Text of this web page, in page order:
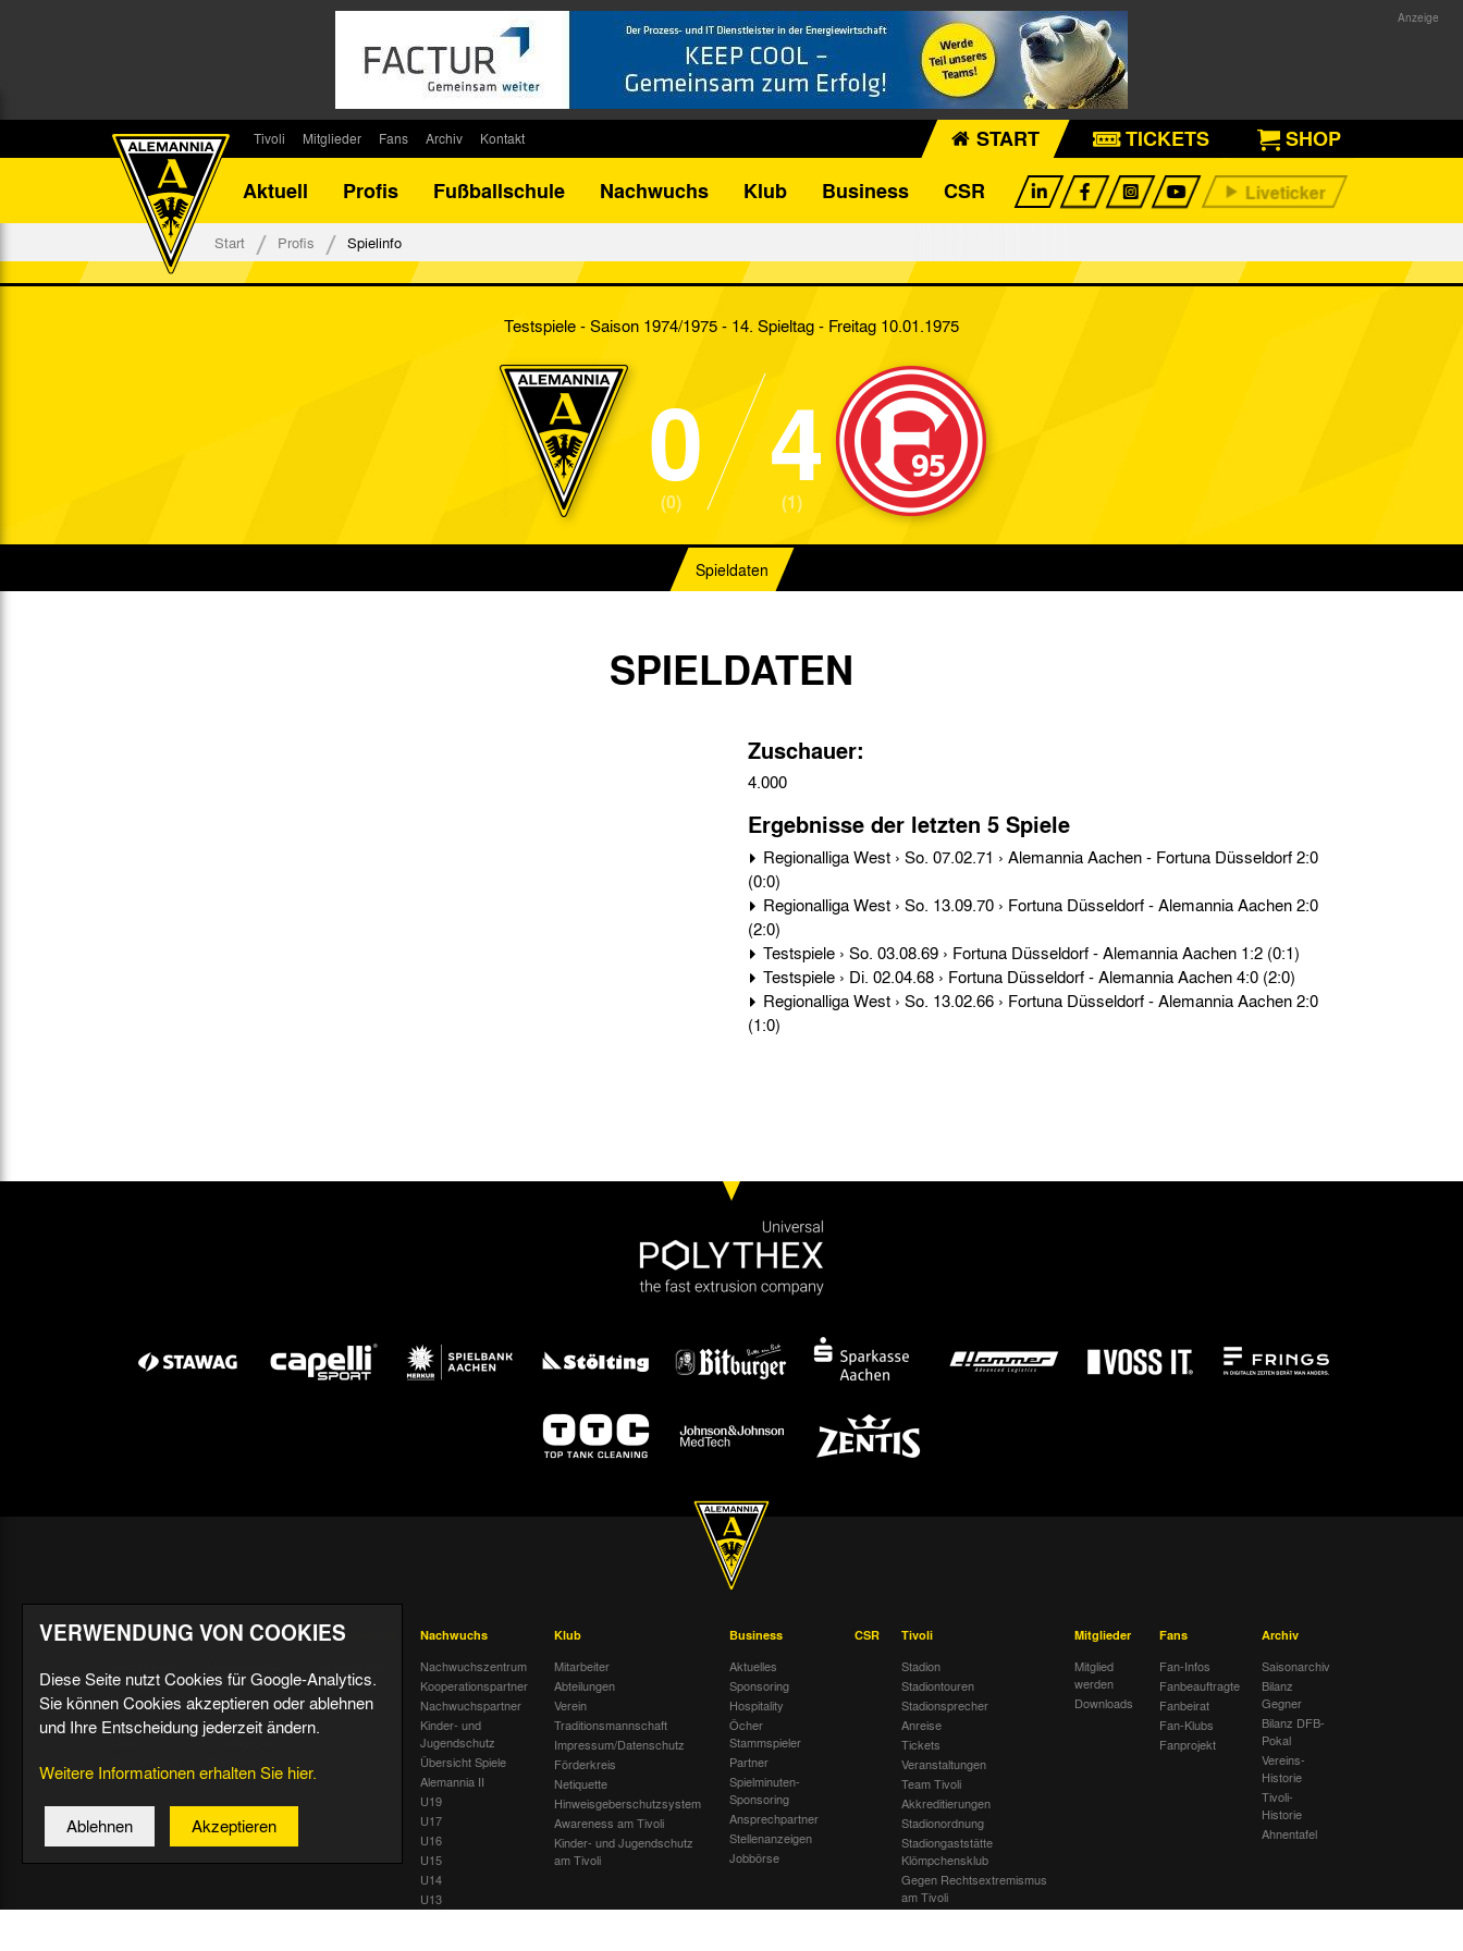
Tivoli
Stadionsprecher
Mitglieder
Kontakt
Fans
Fanbeirat
Fan-Klubs
Archiv
Kontakt START TICKETS
SHOP
Aktuell
Profis Fußballschule Nachwuchs Klub Business CSR
Start Profis Spielinfo
Testspiele - Saison 1974/1975 - 14. Spieltag- Freitag 10.01.1975
0
(0) 4
(1)
Spieldaten
SPIELDATEN
Zuschauer:
4.000
Ergebnisse der letzten 5 Spiele
(0:0)
(2:0)
Testspiele › So. 03.08.69 › Fortuna Düsseldorf - Alemannia Aachen 1:2 (0:1)
Testspiele › Di. 02.04.68 › Fortuna Düsseldorf - Alemannia Aachen 4:0 (2:0)
(1:0)
Aktuell
Termine
Tivoli Echo
Dauerkarten-
Profis
Trainer
Spiele & Tabelle
Statistik
Fußballschule
Über uns &
Kontakt
Nachwuchs
Nachwuchszentrum
Kooperationspartner
Nachwuchspartner
Kinder- und
Jugendschutz
Übersicht Spiele
Alemannia II
U19
U17
U16
U15
U14
U13
Klub
Mitarbeiter
Abteilungen
Verein
Traditionsmannschaft
Impressum/Datenschutz
Förderkreis
Netiquette
Hinweisgeberschutzsystem
Awareness am Tivoli
Kinder- und Jugendschutz
am Tivoli
Business
Aktuelles
Sponsoring
Hospitality
Öcher
Stammspieler
Partner
Spielminuten-
Sponsoring
Ansprechpartner
Stellenanzeigen
Jobbörse
CSR
Tivoli
Stadion
Stadiontouren
Stadionsprecher
Anreise
Tickets
Veranstaltungen
Team Tivoli
Akkreditierungen
Stadionordnung
Stadiongaststätte
Klömpchensklub
Gegen Rechtsextremismus
am Tivoli
Mitglieder
Mitglied
werden
Downloads
Fans
Fan-Infos
Fanbeauftragte
Fanbeirat
Fan-Klubs
Fanprojekt
Archiv
Saisonarchiv
Bilanz
Gegner
Bilanz DFB-
Pokal
Vereins-
Historie
Tivoli-
Historie
Ahnentafel
VERWENDUNG VON COOKIES
Diese Seite nutzt Cookies für Google-Analytics.
Sie können Cookies akzeptieren oder ablehnen
und Ihre Entscheidung jederzeit ändern.
Weitere Informationen erhalten Sie hier.
Ablehnen Akzeptieren